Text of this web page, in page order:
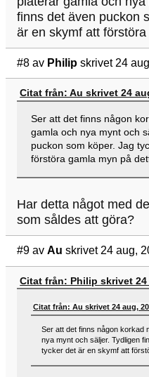
finns det även puckon
är en skymf att
#8 av Philip skrivet 24
Citat från: Au skrivet 24
Ser att det finns någon
gamla och nya mynt och
puckon som köper. Jag
förstöra gamla myn på
Har detta något med
som såldes att göra?
#9 av Au skrivet 24 aug,
Citat från: Philip skrivet 24
Citat från: Au skrivet 24 aug,
Ser att det finns någon korkad
nya mynt och säljer. Tydligen
tycker det är en skymf att